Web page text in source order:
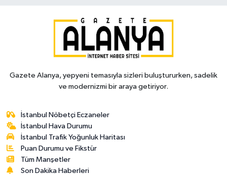
Gazete Alanya, yepyeni temasıyla sizleri buluştururken, sadelik
ve modernizmi bir araya getiriyor.
İstanbul Nöbetçi Eczaneler
İstanbul Hava Durumu
İstanbul Trafik Yoğunluk Haritası
Puan Durumu ve Fikstür
Tüm Manşetler
Son Dakika Haberleri